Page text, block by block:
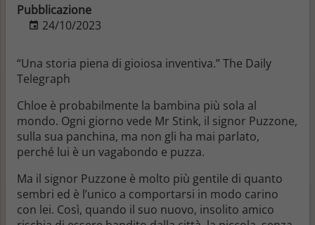
Pubblicazione
24/10/2023
“Una storia piena di gioiosa inventiva.” The Daily
Telegraph
Chloe è probabilmente la bambina più sola al
mondo. Ogni giorno vede Mr Stink, il signor Puzzone,
sulla sua panchina, ma non gli ha mai parlato,
perché lui è un vagabondo e puzza.
Ma il signor Puzzone è molto più gentile di quanto
sembri ed è l’unico a comportarsi in modo carino
con lei. Così, quando il suo nuovo, insolito amico